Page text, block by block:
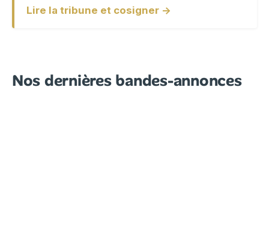
Lire la tribune et cosigner →
Nos dernières bandes-annonces